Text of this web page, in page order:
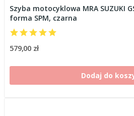
Szyba motocyklowa MRA SUZUKI
forma SPM, czarna
579,00 zł
Dodaj do